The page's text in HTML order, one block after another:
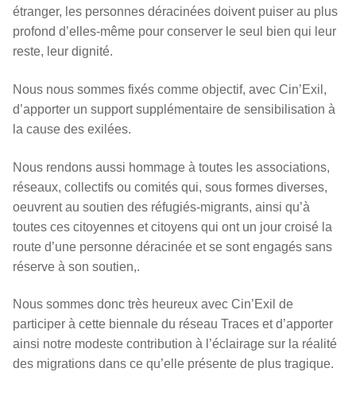
étranger, les personnes déracinées doivent puiser au plus
profond d’elles-même pour conserver le seul bien qui leur
reste, leur dignité.
Nous nous sommes fixés comme objectif, avec Cin’Exil,
d’apporter un support supplémentaire de sensibilisation à
la cause des exilées.
Nous rendons aussi hommage à toutes les associations,
réseaux, collectifs ou comités qui, sous formes diverses,
oeuvrent au soutien des réfugiés-migrants, ainsi qu’à
toutes ces citoyennes et citoyens qui ont un jour croisé la
route d’une personne déracinée et se sont engagés sans
réserve à son soutien,.
Nous sommes donc très heureux avec Cin’Exil de
participer à cette biennale du réseau Traces et d’apporter
ainsi notre modeste contribution à l’éclairage sur la réalité
des migrations dans ce qu’elle présente de plus tragique.